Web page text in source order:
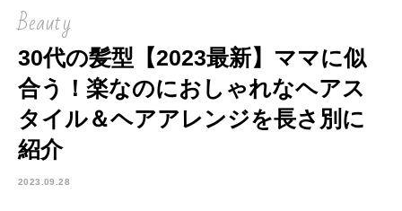
Beauty
30代の髪型【2023最新】ママに似
合う！楽なのにおしゃれなヘアス
タイル＆ヘアアレンジを長さ別に
紹介
2023.09.28